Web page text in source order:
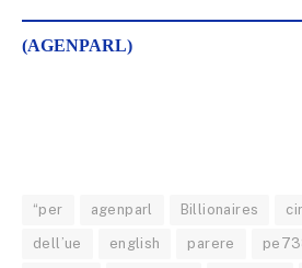
(AGENPARL)
“per agenparl Billionaires
dell’ue english parere